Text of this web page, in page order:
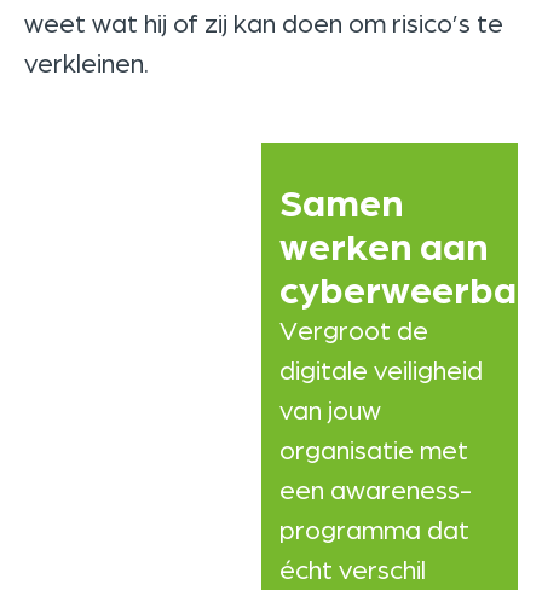
weet wat hij of zij kan doen om risico’s te
verkleinen.
Samen
werken aan
Vergroot de
digitale veiligheid
van jouw
organisatie met
een awareness-
programma dat
écht verschil